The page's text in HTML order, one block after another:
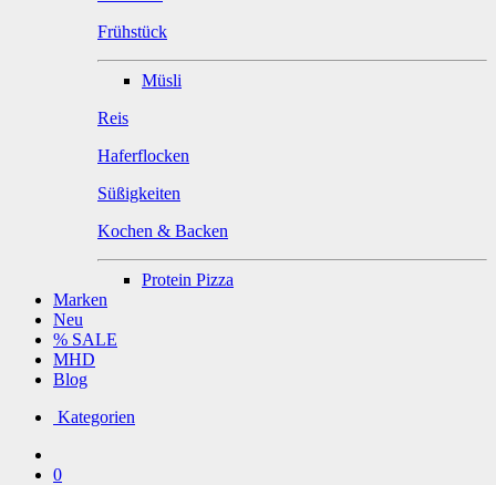
Frühstück
Müsli
Reis
Haferflocken
Süßigkeiten
Kochen & Backen
Protein Pizza
Marken
Neu
% SALE
MHD
Blog
Kategorien
0